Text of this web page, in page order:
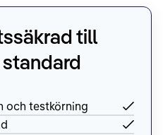
till
och testkörning